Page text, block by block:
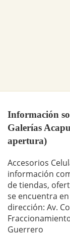
Información
Galerías
apertura)
Accesorios
información
de tiendas,
se encuentra
dirección: Av.
Guerrero